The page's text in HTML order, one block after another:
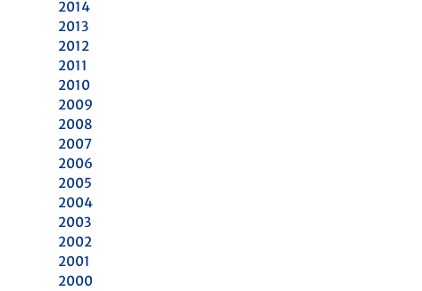
2014
2013
2012
2011
2010
2009
2008
2007
2006
2005
2004
2003
2002
2001
2000